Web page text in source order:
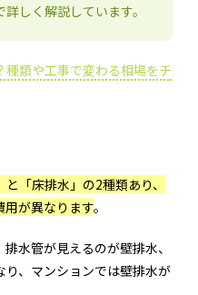
しく解説しています。
種類や工事で変わる相場をチ
「床排水」の2種類あり、
用が異なります。
水管が見えるのが壁排水、
、マンションでは壁排水が